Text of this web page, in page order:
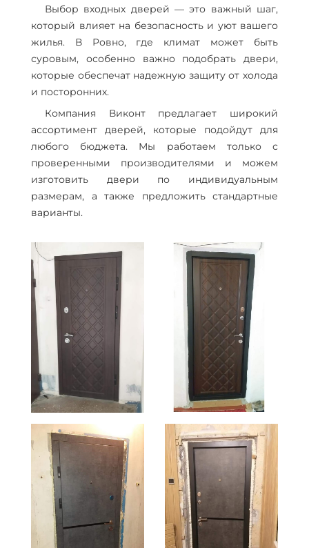
Выбор входных дверей — это важный шаг,
который влияет на безопасность и уют вашего
жилья. В Ровно, где климат может быть
суровым, особенно важно подобрать двери,
которые обеспечат надежную защиту от холода
и посторонних.
Компания Виконт предлагает широкий
ассортимент дверей, которые подойдут для
любого бюджета. Мы работаем только с
проверенными производителями и можем
изготовить двери по индивидуальным
размерам, а также предложить стандартные
варианты.